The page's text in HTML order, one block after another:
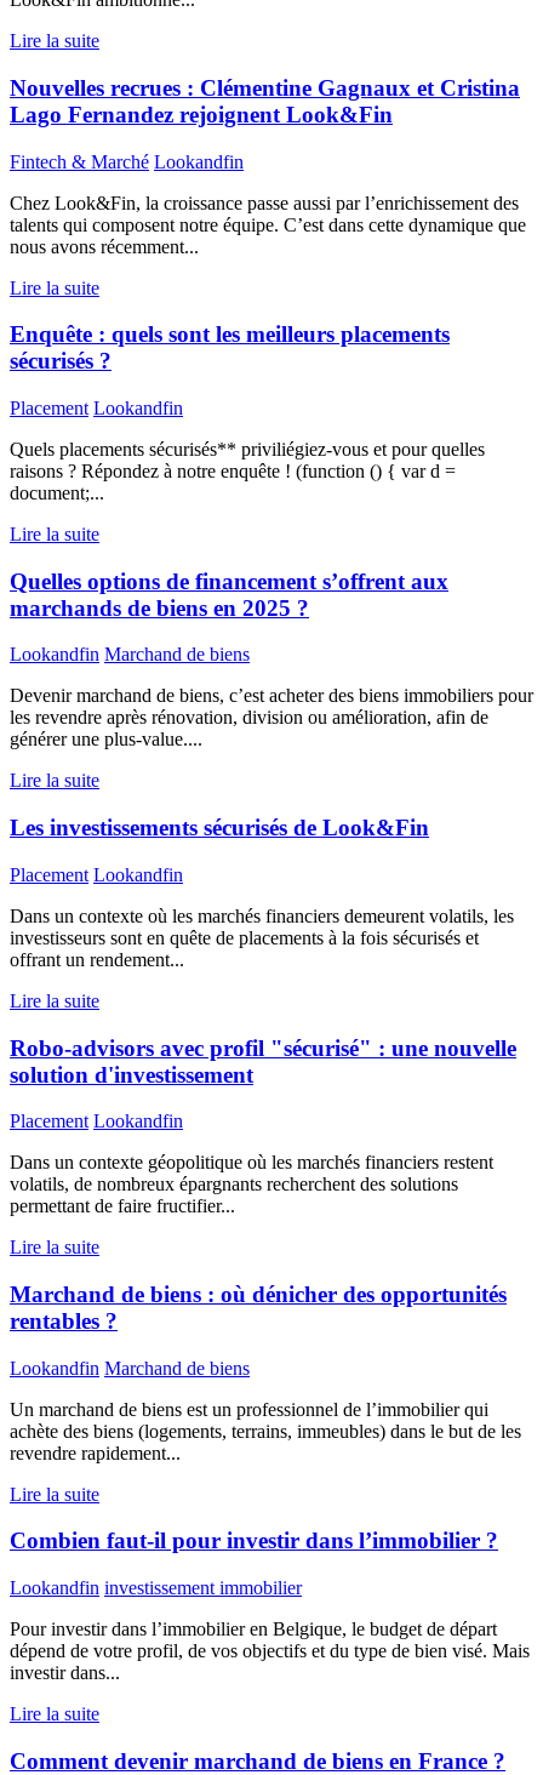
Lire la suite
Nouvelles recrues : Clémentine Gagnaux et Cristina
Lago Fernandez rejoignent Look&Fin
Fintech & Marché Lookandfin
Chez Look&Fin, la croissance passe aussi par l’enrichissement des
talents qui composent notre équipe. C’est dans cette dynamique que
nous avons récemment...
Lire la suite
Enquête : quels sont les meilleurs placements
sécurisés ?
Placement Lookandfin
Quels placements sécurisés** priviliégiez-vous et pour quelles
raisons ? Répondez à notre enquête ! (function () { var d =
document;...
Lire la suite
Quelles options de financement s’offrent aux
marchands de biens en 2025 ?
Lookandfin Marchand de biens
Devenir marchand de biens, c’est acheter des biens immobiliers pour
les revendre après rénovation, division ou amélioration, afin de
générer une plus-value....
Lire la suite
Les investissements sécurisés de Look&Fin
Placement Lookandfin
Dans un contexte où les marchés financiers demeurent volatils, les
investisseurs sont en quête de placements à la fois sécurisés et
offrant un rendement...
Lire la suite
Robo-advisors avec profil "sécurisé" : une nouvelle
solution d'investissement
Placement Lookandfin
Dans un contexte géopolitique où les marchés financiers restent
volatils, de nombreux épargnants recherchent des solutions
permettant de faire fructifier...
Lire la suite
Marchand de biens : où dénicher des opportunités
rentables ?
Lookandfin Marchand de biens
Un marchand de biens est un professionnel de l’immobilier qui
achète des biens (logements, terrains, immeubles) dans le but de les
revendre rapidement...
Lire la suite
Combien faut-il pour investir dans l’immobilier ?
Lookandfin investissement immobilier
Pour investir dans l’immobilier en Belgique, le budget de départ
dépend de votre profil, de vos objectifs et du type de bien visé. Mais
investir dans...
Lire la suite
Comment devenir marchand de biens en France ?